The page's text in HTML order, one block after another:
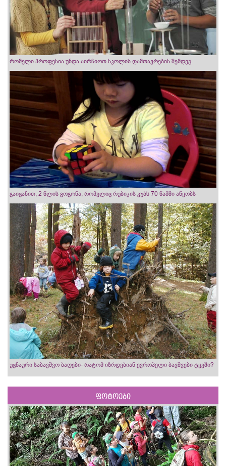
რომელი პროფესია უნდა აირჩიოთ სკოლის დამთავრების შემდეგ
გაიცანით, 2 წლის გოგონა, რომელიც რუბიკის კუბს 70 წამში აწყობს
უცნაური საბავშვო ბაღები- რატომ იზრდებიან ევროპელი ბავშვები ტყეში?
ფოტოები